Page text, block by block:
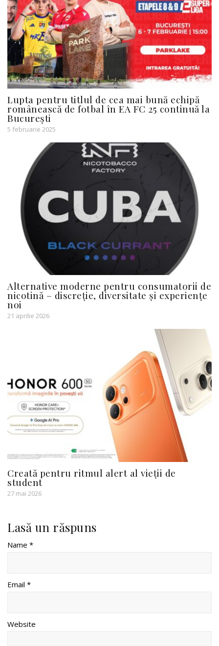
Lupta pentru titlul de cea mai bună echipă
românească de fotbal în EA FC 25 continuă la
București
5 februarie 2025
Alternative moderne pentru consumatorii de
nicotină – discreție, diversitate și experiențe
noi
21 aprilie 2026
Creată pentru ritmul alert al vieții de
student
27 mai 2026
Lasă un răspuns
Name *
Email *
Website